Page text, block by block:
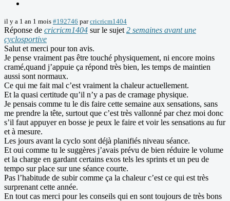
il y a 1 an 1 mois #192746 parcricricm1404
Réponse de cricricm1404 sur le sujet 2 semaines avant une
cyclosportive
Salut et merci pour ton avis.
Je pense vraiment pas être touché physiquement, ni encore moins
cramé,quand j’appuie ça répond très bien, les temps de maintien
aussi sont normaux.
Ce qui me fait mal c’est vraiment la chaleur actuellement.
Et la quasi certitude qu’il n’y a pas de cramage physique.
Je pensais comme tu le dis faire cette semaine aux sensations, sans
me prendre la tête, surtout que c’est très vallonné par chez moi donc
s’il faut appuyer en bosse je peux le faire et voir les sensations au fur
et à mesure.
Les jours avant la cyclo sont déjà planifiés niveau séance.
Et oui comme tu le suggères j’avais prévu de bien réduire le volume
et la charge en gardant certains exos tels les sprints et un peu de
tempo sur place sur une séance courte.
Pas l’habitude de subir comme ça la chaleur c’est ce qui est très
surprenant cette année.
En tout cas merci pour les conseils qui en sont toujours de très bons